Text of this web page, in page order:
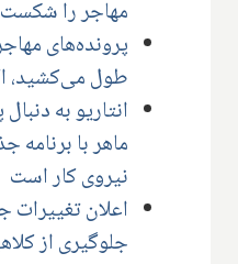
مهاجر را شکست
پرونده‌های
طول می‌کشید،
انتاریو به
ماهر با برنامه
نیروی کار است
اعلان تغییرات
جلوگیری از